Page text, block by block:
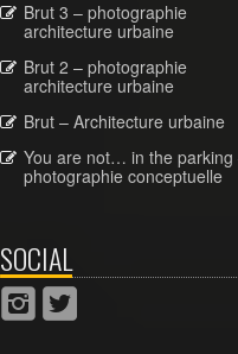
Brut 3 – photographie
architecture urbaine
Brut 2 – photographie
architecture urbaine
Brut – Architecture urbaine
You are not… in the parking
photographie conceptuelle
SOCIAL